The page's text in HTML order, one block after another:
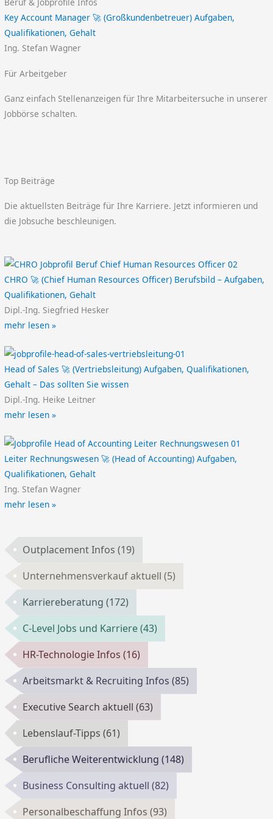
Beruf & Jobprofile Infos
Key Account Manager 🚀 (Großkundenbetreuer) Aufgaben,
Qualifikationen, Gehalt
Ing. Stefan Wagner
Für Arbeitgeber
Ganz einfach Stellenanzeigen für Ihre Mitarbeitersuche in unserer
Jobbörse schalten.
Top Beiträge
Die aktuellsten Beiträge für Ihre Karriere. Jetzt informieren und
die Jobsuche beschleunigen.
CHRO 🚀 (Chief Human Resources Officer) Berufsbild – Aufgaben,
Qualifikationen, Gehalt
Dipl.-Ing. Siegfried Hesker
mehr lesen »
Head of Sales 🚀 (Vertriebsleitung) Aufgaben, Qualifikationen,
Gehalt – Das sollten Sie wissen
Dipl.-Ing. Heike Leitner
mehr lesen »
Leiter Rechnungswesen 🚀 (Head of Accounting) Aufgaben,
Qualifikationen, Gehalt
Ing. Stefan Wagner
mehr lesen »
Outplacement Infos(19)
Unternehmensverkauf aktuell(5)
Karriereberatung(172)
C-Level Jobs und Karriere(43)
HR-Technologie Infos(16)
Arbeitsmarkt & Recruiting Infos(85)
Executive Search aktuell(63)
Lebenslauf-Tipps(61)
Berufliche Weiterentwicklung(148)
Business Consulting aktuell(82)
Personalbeschaffung Infos(93)